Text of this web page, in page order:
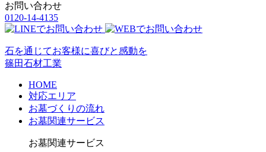
お問い合わせ
0120-14-4135
石を通じてお客様に喜びと感動を
篠田石材工業
HOME
対応エリア
お墓づくりの流れ
お墓関連サービス
お墓関連サービス